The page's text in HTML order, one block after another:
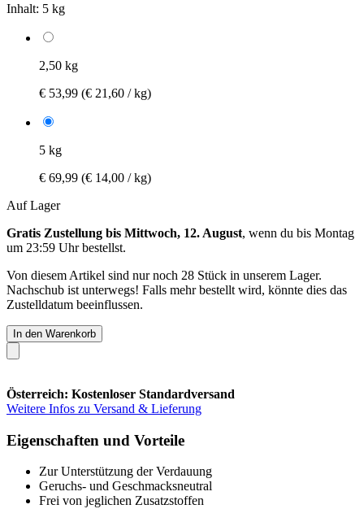
Inhalt: 5 kg
2,50 kg
€ 53,99 (€ 21,60 / kg)
5 kg
€ 69,99 (€ 14,00 / kg)
Auf Lager
Gratis Zustellung bis Mittwoch, 12. August, wenn du bis Montag
um 23:59 Uhrbestellst.
Von diesem Artikel sind nur noch 28 Stück in unserem Lager.
Nachschub ist unterwegs! Falls mehr bestellt wird, könnte dies das
Zustelldatum beeinflussen.
In den Warenkorb
Österreich: Kostenloser Standardversand
Weitere Infos zu Versand & Lieferung
Eigenschaften und Vorteile
Zur Unterstützung der Verdauung
Geruchs- und Geschmacksneutral
Frei von jeglichen Zusatzstoffen